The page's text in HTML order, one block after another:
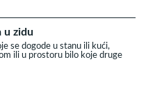
u zidu
se dogode u stanu ili kući,
ili u prostoru bilo koje druge